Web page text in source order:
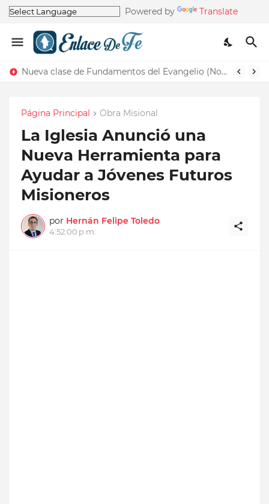
Powered by Translate
Nueva clase de Fundamentos del Evangelio (Nos recuerda la de Principios del Evangelio)
Página Principal Obra Misional
La Iglesia Anunció una
Nueva Herramienta para
Ayudar a Jóvenes Futuros
Misioneros
por Hernán Felipe Toledo
4:52:00 p.m.